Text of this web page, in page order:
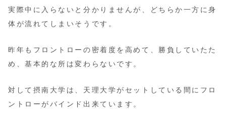
実際中に入らないと分かりませんが、どちらか一方に身
体が流れてしまいそうです。
昨年もフロントローの密着度を高めて、勝負していたた
め、基本的な所は変わらないです。
対して摂南大学は、天理大学がセットしている間にフロ
ントローがバインド出来ています。